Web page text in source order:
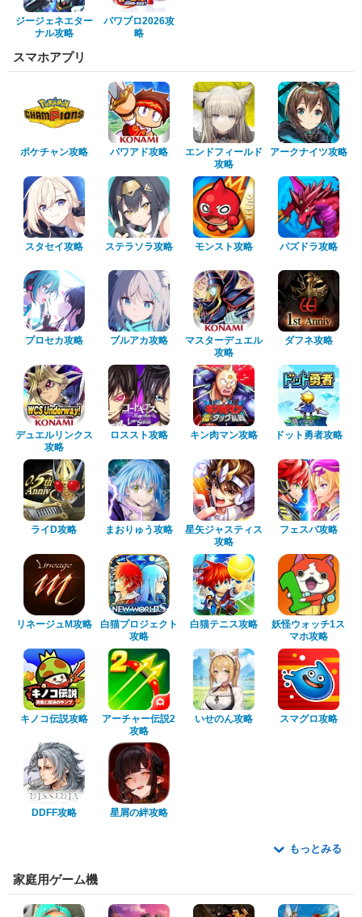
ジージェネエター
ナル攻略
パワプロ2026攻
略
スマホアプリ
ポケチャン攻略 パワアド攻略
エンドフィールド
攻略
アークナイツ攻略
スタセイ攻略 ステラソラ攻略 モンスト攻略 パズドラ攻略
プロセカ攻略 ブルアカ攻略
マスターデュエル
攻略
ダフネ攻略
デュエルリンクス
攻略
ロススト攻略 キン肉マン攻略 ドット勇者攻略
ライD攻略 まおりゅう攻略
星矢ジャスティス
攻略
フェスバ攻略
リネージュM攻略
白猫プロジェクト
攻略
白猫テニス攻略
妖怪ウォッチ1ス
マホ攻略
キノコ伝説攻略
アーチャー伝説2
攻略
いせのん攻略 スマグロ攻略
DDFF攻略 星屑の絆攻略
もっとみる
家庭用ゲーム機